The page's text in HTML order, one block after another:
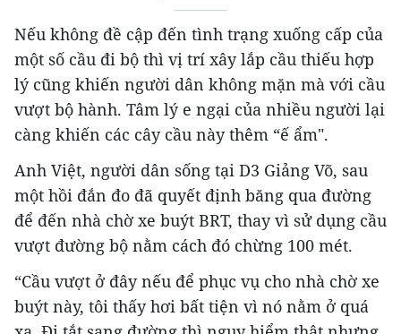
Nếu không đề cập đến tình trạng xuống cấp của
một số cầu đi bộ thì vị trí xây lắp cầu thiếu hợp
lý cũng khiến người dân không mặn mà với cầu
vượt bộ hành. Tâm lý e ngại của nhiều người lại
càng khiến các cây cầu này thêm “ế ẩm".
Anh Việt, người dân sống tại D3 Giảng Võ, sau
một hồi đắn đo đã quyết định băng qua đường
để đến nhà chờ xe buýt BRT, thay vì sử dụng cầu
vượt đường bộ nằm cách đó chừng 100 mét.
“Cầu vượt ở đây nếu để phục vụ cho nhà chờ xe
buýt này, tôi thấy hơi bất tiện vì nó nằm ở quá